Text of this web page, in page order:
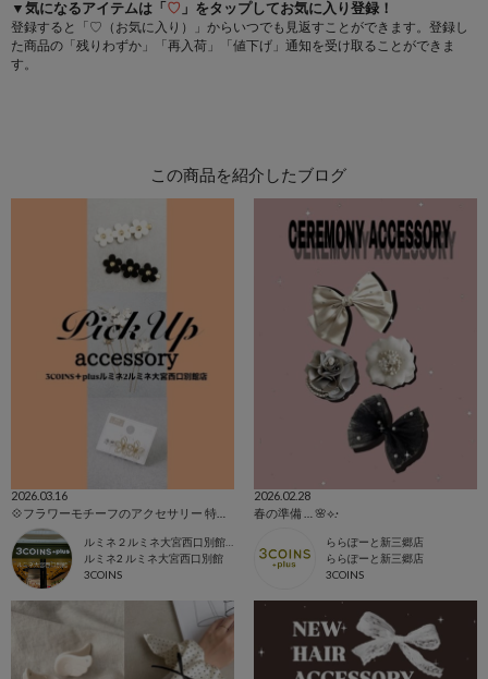
▼気になるアイテムは「♡ 」をタップしてお気に入り登録！
登録すると「♡（お気に入り）」からいつでも見返すことができます。登録し
た商品の「残りわずか」「再入荷」「値下げ」通知を受け取ることができま
す。
この商品を紹介したブログ
2026.03.16
ルミネ２ルミネ大宮西口別館店
ルミネ2 ルミネ大宮西口別館
3COINS
2026.02.28
春の準備 … 🌸⟡.·
ららぽーと新三郷店
ららぽーと新三郷店
3COINS